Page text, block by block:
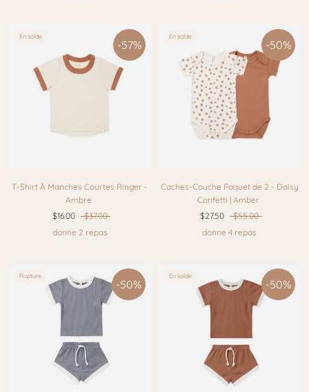
En solde
T-Shirt À Manches Courtes Ringer -
Ambre
$16.00
$37.00
donne 2 repas
-57%
En solde
Caches-Couche Paquet de 2 - Daisy
Confetti | Amber
$27.50
$55.00
donne 4 repas
-50%
Rupture
-50%
En solde
-50%